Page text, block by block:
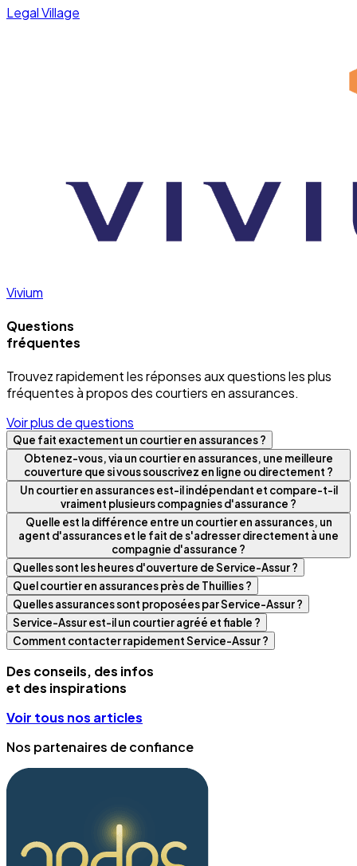
Legal Village
Vivium
Questions
fréquentes
Trouvez rapidement les réponses aux questions les plus
fréquentes à propos des courtiers en assurances.
Voir plus de questions
Que fait exactement un courtier en assurances ?
Obtenez-vous, via un courtier en assurances, une meilleure
couverture que si vous souscrivez en ligne ou directement ?
Un courtier en assurances est-il indépendant et compare-t-il
vraiment plusieurs compagnies d'assurance ?
Quelle est la différence entre un courtier en assurances, un
agent d'assurances et le fait de s'adresser directement à une
compagnie d'assurance ?
Quelles sont les heures d'ouverture de Service-Assur ?
Quel courtier en assurances près de Thuillies ?
Quelles assurances sont proposées par Service-Assur ?
Service-Assur est-il un courtier agréé et fiable ?
Comment contacter rapidement Service-Assur ?
Des conseils, des infos
et des inspirations
Voir tous nos articles
Nos partenaires de confiance